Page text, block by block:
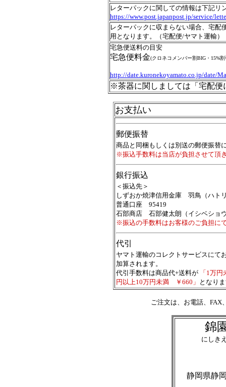
レターパックに関しての情報は下記リ
https://www.post.japanpost.jp/service/
レターパックに収まらない場合、宅配
用となります。（宅配便/ヤマト運輸）
宅急便送料の目安
宅急便料金(クロネコメンバー割BIG・15%
http://date.kuronekoyamato.co.jp/date/
※茶器に関しましては「宅配便
お支払い
郵便振替
商品と同梱もしくは別送の郵便振替
※振込手数料は当店が負担させて頂
銀行振込
＜振込先＞
しずおか焼津信用金庫 羽鳥（ハ
普通口座 95419
石部商店 石部健太朗（イシベショ
※振込の手数料はお客様のご負担に
代引
ヤマト運輸のコレクトサービスにて
加算されます。
代引手数料は商品代+送料が
「1万
円以上10万円未満 ￥660」 となり
ご注文は、お電話、FAX
錦
にしき
静岡県静